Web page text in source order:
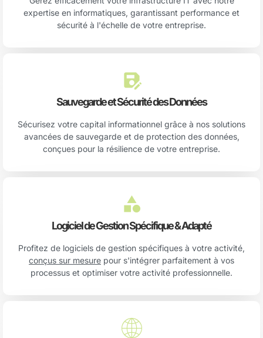
expertise en informatiques, garantissant performance et
sécurité à l'échelle de votre entreprise.
Sauvegarde et Sécurité des Données
Sécurisez votre capital informationnel grâce à nos solutions
avancées de sauvegarde et de protection des données,
conçues pour la résilience de votre entreprise.
Logiciel de Gestion Spécifique & Adapté
Profitez de logiciels de gestion spécifiques à votre activité,
conçus sur mesure pour s'intégrer parfaitement à vos
processus et optimiser votre activité professionnelle.